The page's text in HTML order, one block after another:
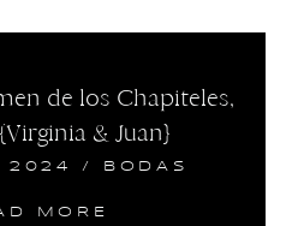
de los Chapiteles,
& Juan}
2024 / BODAS
MORE